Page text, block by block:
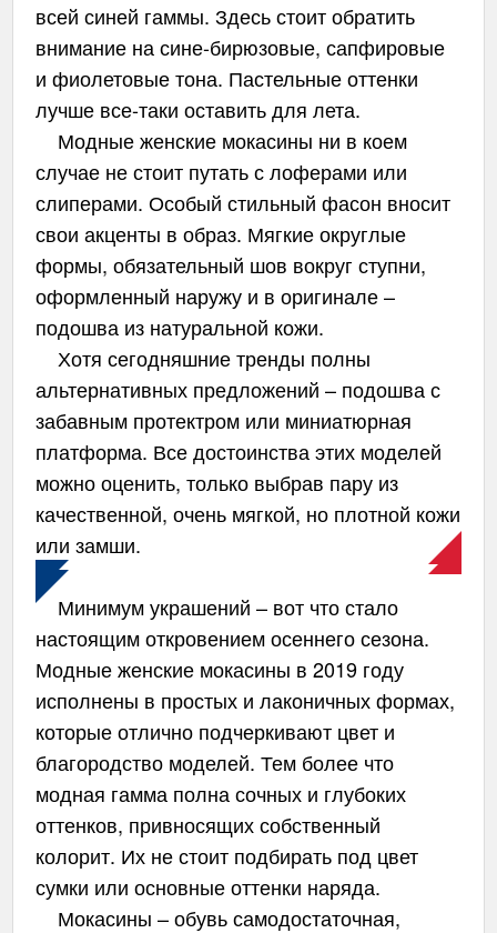
всей синей гаммы. Здесь стоит обратить
внимание на сине-бирюзовые, сапфировые
и фиолетовые тона. Пастельные оттенки
лучше все-таки оставить для лета.
Модные женские мокасины ни в коем
случае не стоит путать с лоферами или
слиперами. Особый стильный фасон вносит
свои акценты в образ. Мягкие округлые
формы, обязательный шов вокруг ступни,
оформленный наружу и в оригинале –
подошва из натуральной кожи.
Хотя сегодняшние тренды полны
альтернативных предложений – подошва с
забавным протектром или миниатюрная
платформа. Все достоинства этих моделей
можно оценить, только выбрав пару из
качественной, очень мягкой, но плотной кожи
или замши.
Минимум украшений – вот что стало
настоящим откровением осеннего сезона.
Модные женские мокасины в 2019 году
исполнены в простых и лаконичных формах,
которые отлично подчеркивают цвет и
благородство моделей. Тем более что
модная гамма полна сочных и глубоких
оттенков, привносящих собственный
колорит. Их не стоит подбирать под цвет
сумки или основные оттенки наряда.
Мокасины – обувь самодостаточная,